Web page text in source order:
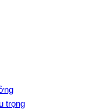
trọng